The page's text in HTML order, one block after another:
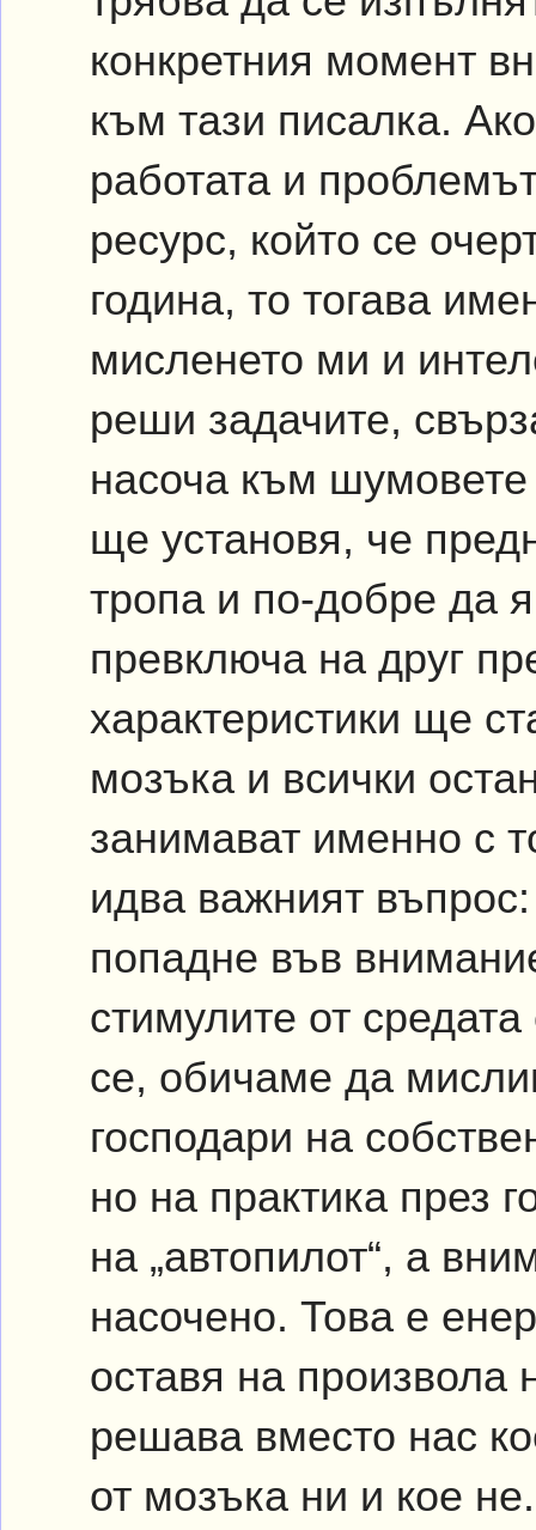
конкретния момент
към тази писалка.
работата и
ресурс, който се
година, то тогава
мисленето ми и
реши задачите,
насоча към
ще установя, че
тропа и по-добре да
превключа на друг
характеристики ще
мозъка и всички
занимават именно с
идва важният
попадне във
стимулите от
се, обичаме да
господари на
но на практика през
на „автопилот“, а
насочено. Това е
оставя на произвола
решава вместо нас
от мозъка ни и кое